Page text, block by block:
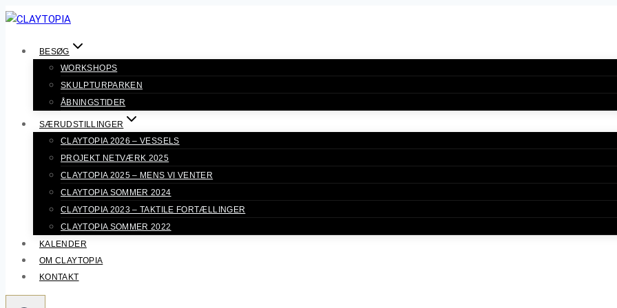
Fortsæt
BESØG
WORKSHOPS
SKULPTURPARKEN
ÅBNINGSTIDER
SÆRUDSTILLINGER
CLAYTOPIA 2026 – VESSELS
PROJEKT NETVÆRK 2025
CLAYTOPIA 2025 – MENS VI VENTER
CLAYTOPIA SOMMER 2024
CLAYTOPIA 2023 – TAKTILE FORTÆLLINGER
CLAYTOPIA SOMMER 2022
KALENDER
OM CLAYTOPIA
KONTAKT